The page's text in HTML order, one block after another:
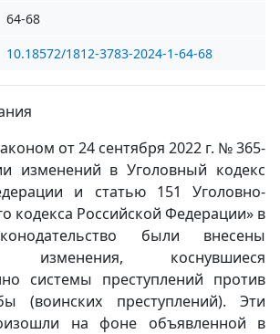
64-68
10.18572/1812-3783-2024-1-64-68
от 24 сентября 2022 г. № 365-
изменений в Уголовный кодекс
и статью 151 Уголовно-
кодекса Российской Федерации» в
были внесены
изменения, коснувшиеся
системы преступлений против
(воинских преступлений). Эти
на фоне объявленной в